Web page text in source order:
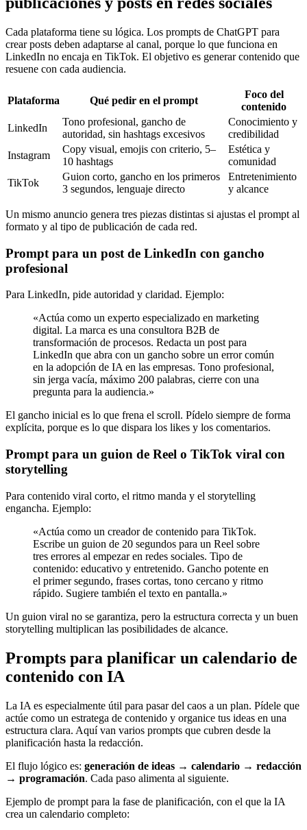
Cada plataforma tiene su lógica. Los prompts de ChatGPT para
crear posts deben adaptarse al canal, porque lo que funciona en
LinkedIn no encaja en TikTok. El objetivo es generar contenido que
resuene con cada audiencia.
Plataforma Qué pedir en el prompt
Foco del
contenido
LinkedIn
Tono profesional, gancho de
autoridad, sin hashtags excesivos
Conocimiento y
credibilidad
Instagram
Copy visual, emojis con criterio, 5–
10 hashtags
Estética y
comunidad
TikTok
Guion corto, gancho en los primeros
3 segundos, lenguaje directo
Entretenimiento
y alcance
Un mismo anuncio genera tres piezas distintas si ajustas el prompt al
formato y al tipo de publicación de cada red.
Prompt para un post de LinkedIn con gancho
profesional
Para LinkedIn, pide autoridad y claridad. Ejemplo:
«Actúa como un experto especializado en marketing
digital. La marca es una consultora B2B de
transformación de procesos. Redacta un post para
LinkedIn que abra con un gancho sobre un error común
en la adopción de IA en las empresas. Tono profesional,
sin jerga vacía, máximo 200 palabras, cierre con una
pregunta para la audiencia.»
El gancho inicial es lo que frena el scroll. Pídelo siempre de forma
explícita, porque es lo que dispara los likes y los comentarios.
Prompt para un guion de Reel o TikTok viral con
storytelling
Para contenido viral corto, el ritmo manda y el storytelling
engancha. Ejemplo:
«Actúa como un creador de contenido para TikTok.
Escribe un guion de 20 segundos para un Reel sobre
tres errores al empezar en redes sociales. Tipo de
contenido: educativo y entretenido. Gancho potente en
el primer segundo, frases cortas, tono cercano y ritmo
rápido. Sugiere también el texto en pantalla.»
Un guion viral no se garantiza, pero la estructura correcta y un buen
storytelling multiplican las posibilidades de alcance.
Prompts para planificar un calendario de
contenido con IA
La IA es especialmente útil para pasar del caos a un plan. Pídele que
actúe como un estratega de contenido y organice tus ideas en una
estructura clara. Aquí van varios prompts que cubren desde la
planificación hasta la redacción.
El flujo lógico es: generación de ideas → calendario → redacción
→ programación. Cada paso alimenta al siguiente.
Ejemplo de prompt para la fase de planificación, con el que la IA
crea un calendario completo: